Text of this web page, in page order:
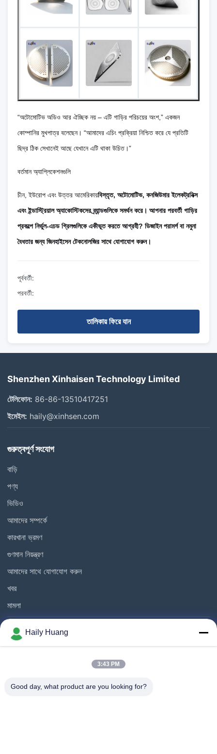
“অটোমোটিভ অডিও আর ঐচ্ছিক নয় – এটি গাড়ির পরিচয়ের অংশ,” একজন
কোম্পানির মুখপাত্র বলেছেন। “আমাদের এচিং প্রক্রিয়া নিশ্চিত করে যে প্রতিটি
ছিদ্র ঠিক সেখানেই আছে যেখানে এটি থাকা উচিত।”
বর্তমান অ্যাপ্লিকেশনগুলি
চীন, ইউরোপ এবং উত্তর আমেরিকায়বিস্তৃত, অটোমোটিভ, কনজিউমার ইলেকট্রনিক্স
এবং ইন্ডাস্ট্রিয়াল অ্যাকোস্টিকসের ব্র্যান্ডগুলিকে সমর্থন করে। আপনার পরবর্তী গাড়ির
প্রকল্পে নির্ভুল-এচড গ্রিলগুলিকে একীভূত করতে আগ্রহী? ডিজাইন পরামর্শ বা নমুনা
বৈধতার জন্য জিনহাইসেন টেকনোলজির সাথে যোগাযোগ করুন।
পূর্ববর্তী:
পরবর্তী:
তালিকায় ফিরে যান
Shenzhen Xinhaisen Technology Limited
টেলিফোন: 86-86-13510417251
ইমেইল: haily@xinhsen.com
গুরুত্বপূর্ণ সংযোগ
বাড়ি
পণ্য
ভিডিও
আমাদের সম্পর্কে
কারখানা ভ্রমণ
গুণমান নিয়ন্ত্রণ
আমাদের সাথে যোগাযোগ করুন
খবর
মামলা
আমাদের অনুসরণ করো
Haily Huang
3:43 PM
Good day, what product are you looking for?